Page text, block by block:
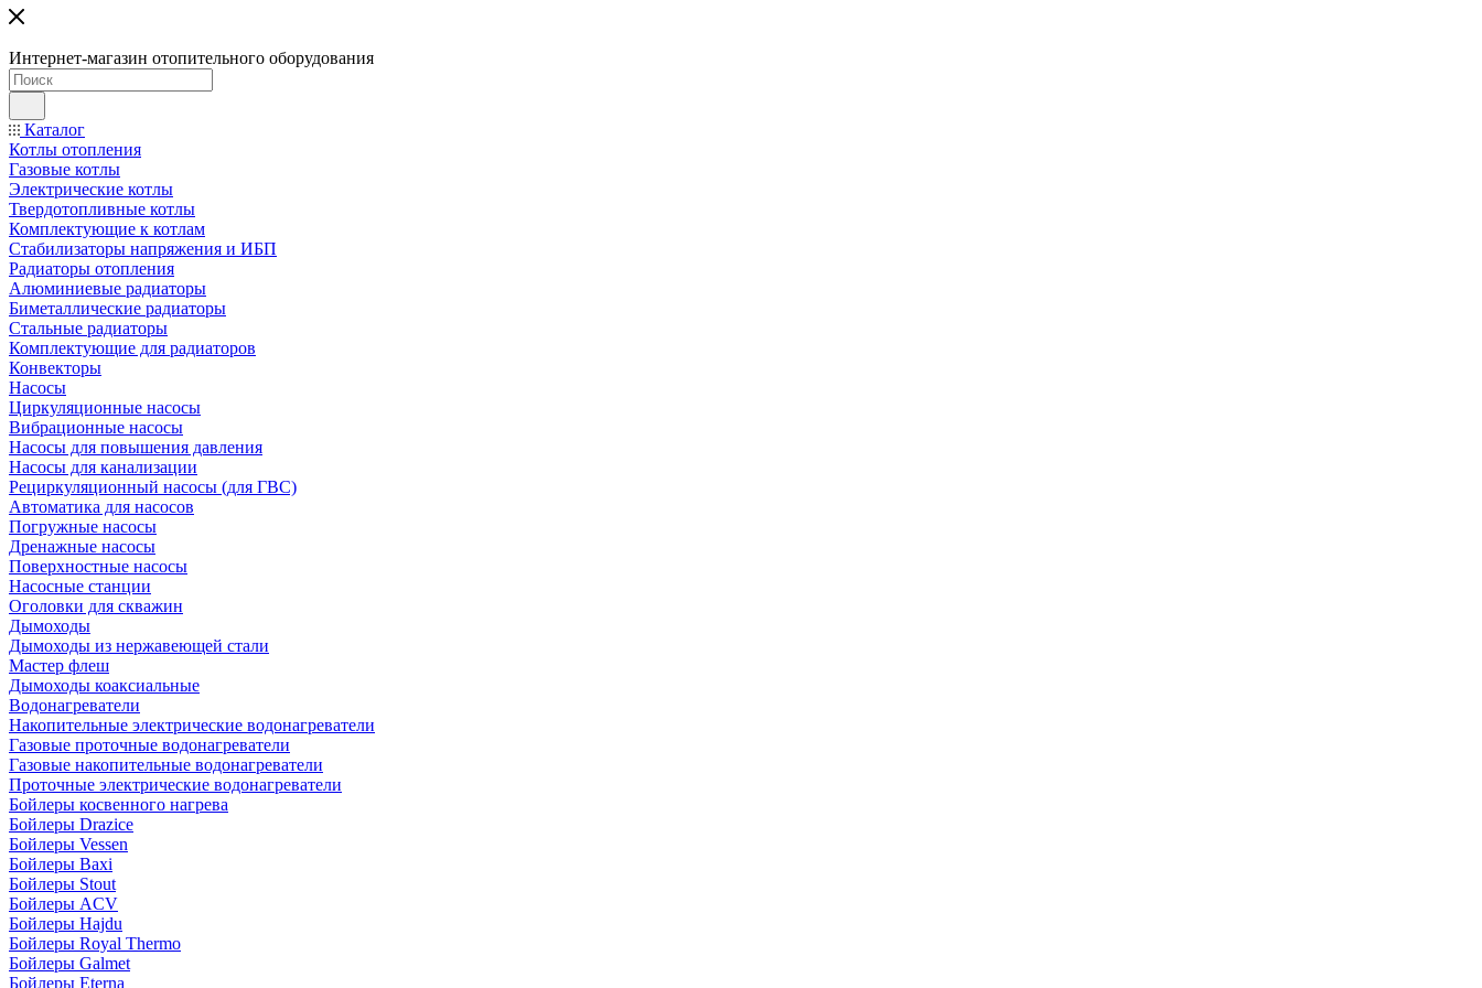
Интернет-магазин отопительного оборудования
Каталог
Котлы отопления
Газовые котлы
Электрические котлы
Твердотопливные котлы
Комплектующие к котлам
Стабилизаторы напряжения и ИБП
Радиаторы отопления
Алюминиевые радиаторы
Биметаллические радиаторы
Стальные радиаторы
Комплектующие для радиаторов
Конвекторы
Насосы
Циркуляционные насосы
Вибрационные насосы
Насосы для повышения давления
Насосы для канализации
Рециркуляционный насосы (для ГВС)
Автоматика для насосов
Погружные насосы
Дренажные насосы
Поверхностные насосы
Насосные станции
Оголовки для скважин
Дымоходы
Дымоходы из нержавеющей стали
Мастер флеш
Дымоходы коаксиальные
Водонагреватели
Накопительные электрические водонагреватели
Газовые проточные водонагреватели
Газовые накопительные водонагреватели
Проточные электрические водонагреватели
Бойлеры косвенного нагрева
Бойлеры Drazice
Бойлеры Vessen
Бойлеры Baxi
Бойлеры Stout
Бойлеры ACV
Бойлеры Hajdu
Бойлеры Royal Thermo
Бойлеры Galmet
Бойлеры Eterna